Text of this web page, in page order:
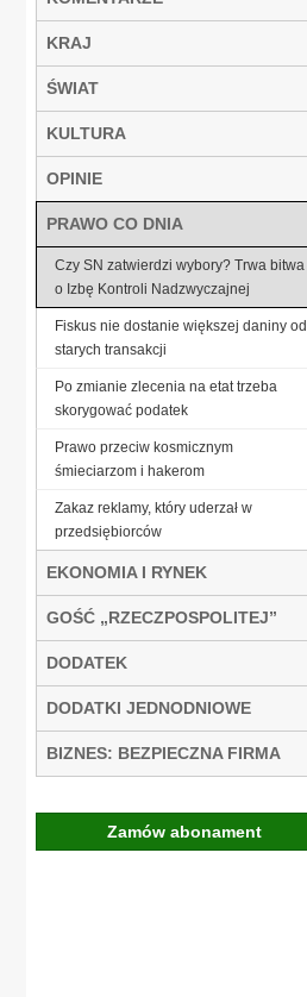
KRAJ
ŚWIAT
KULTURA
OPINIE
PRAWO CO DNIA
Czy SN zatwierdzi wybory? Trwa bitwa
o Izbę Kontroli Nadzwyczajnej
Fiskus nie dostanie większej daniny od
starych transakcji
Po zmianie zlecenia na etat trzeba
skorygować podatek
Prawo przeciw kosmicznym
śmieciarzom i hakerom
Zakaz reklamy, który uderzał w
przedsiębiorców
EKONOMIA I RYNEK
GOŚĆ „RZECZPOSPOLITEJ”
DODATEK
DODATKI JEDNODNIOWE
BIZNES: BEZPIECZNA FIRMA
Zamów abonament